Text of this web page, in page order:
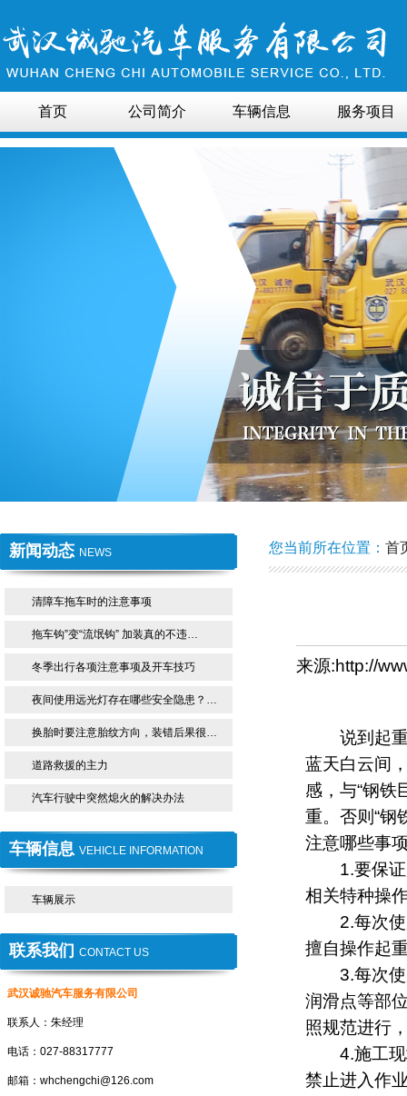
首页 公司简介 车辆信息 服务项目
新闻动态 NEWS
清障车拖车时的注意事项
拖车钩”变“流氓钩” 加装真的不违…
冬季出行各项注意事项及开车技巧
夜间使用远光灯存在哪些安全隐患？…
换胎时要注意胎纹方向，装错后果很…
道路救援的主力
汽车行驶中突然熄火的解决办法
车辆信息 VEHICLE INFORMATION
车辆展示
联系我们 CONTACT US
武汉诚驰汽车服务有限公司
联系人：朱经理
电话：027-88317777
邮箱：whchengchi@126.com
您当前所在位置： 首
来源:http://
说到起重
蓝天白云间
感，与“钢铁
重。否则“钢
注意哪些事
1.要保证
相关特种操
2.每次使
擅自操作起
3.每次使
润滑点等部
照规范进行
4.施工现
禁止进入作